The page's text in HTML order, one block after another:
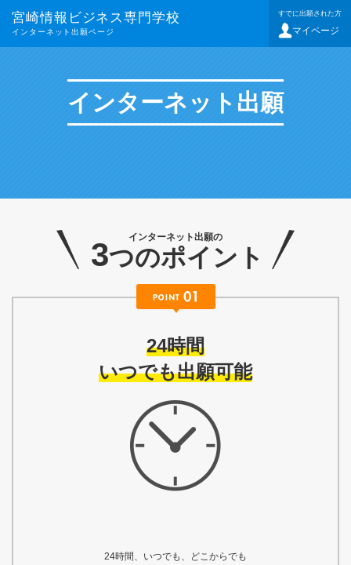
宮崎情報ビジネス専門学校
インターネット出願ページ
すでに出願された方
マイページ
インターネット出願
インターネット出願の
3つのポイント
24時間
いつでも出願可能
24時間、いつでも、どこからでも